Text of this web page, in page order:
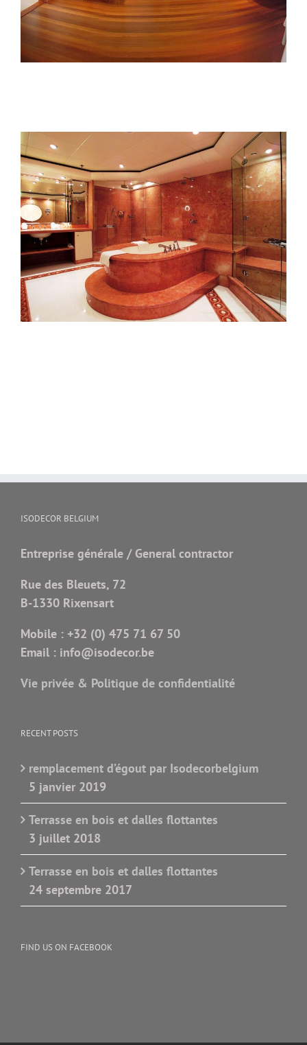
ISODECOR BELGIUM
Entreprise générale / General contractor
Rue des Bleuets, 72
B-1330 Rixensart
Mobile : +32 (0) 475 71 67 50
Email : info@isodecor.be
Vie privée & Politique de confidentialité
RECENT POSTS
remplacement d’égout par Isodecorbelgium
5 janvier 2019
Terrasse en bois et dalles flottantes
3 juillet 2018
Terrasse en bois et dalles flottantes
24 septembre 2017
FIND US ON FACEBOOK